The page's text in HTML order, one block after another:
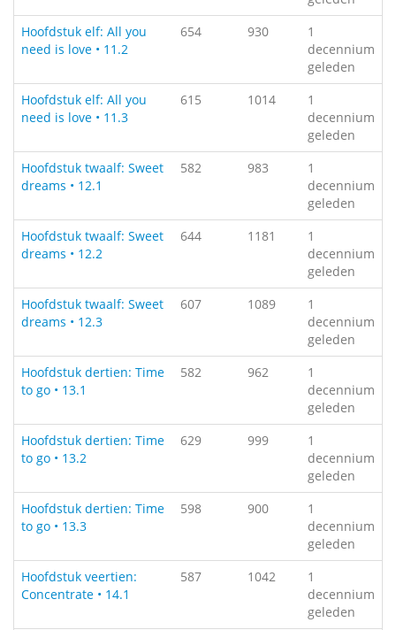
Hoofdstuk elf: All you
need is love • 11.2
654 930
1
decennium
geleden
Hoofdstuk elf: All you
need is love • 11.3
615 1014
1
decennium
geleden
Hoofdstuk twaalf: Sweet
dreams • 12.1
582 983
1
decennium
geleden
Hoofdstuk twaalf: Sweet
dreams • 12.2
644 1181
1
decennium
geleden
Hoofdstuk twaalf: Sweet
dreams • 12.3
607 1089
1
decennium
geleden
Hoofdstuk dertien: Time
to go • 13.1
582 962
1
decennium
geleden
Hoofdstuk dertien: Time
to go • 13.2
629 999
1
decennium
geleden
Hoofdstuk dertien: Time
to go • 13.3
598 900
1
decennium
geleden
Hoofdstuk veertien:
Concentrate • 14.1
587 1042
1
decennium
geleden